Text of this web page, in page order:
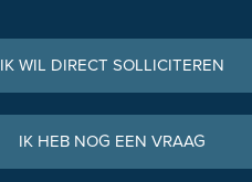
IK WIL DIRECT SOLLICITEREN
IK HEB NOG EEN VRAAG